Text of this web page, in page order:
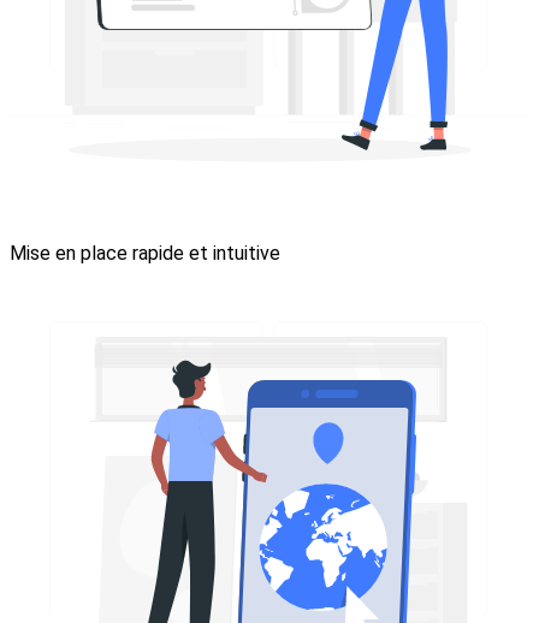
Mise en place rapide et intuitive